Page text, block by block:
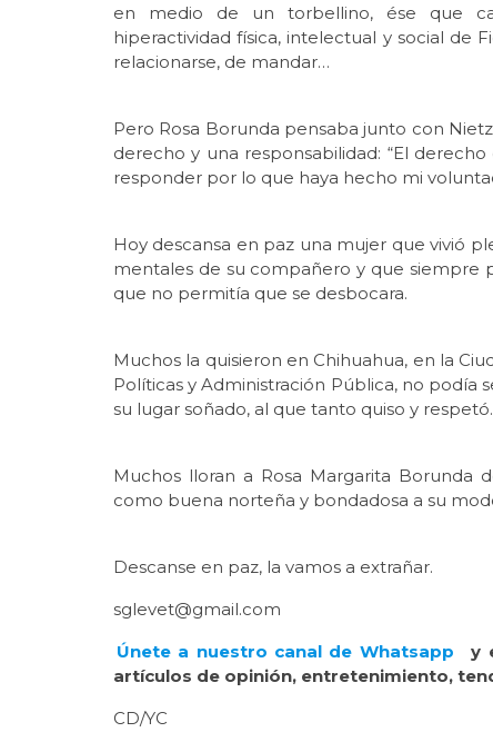
en medio de un torbellino, ése que
hiperactividad física, intelectual y social de
relacionarse, de mandar…
Pero Rosa Borunda pensaba junto con
derecho y una responsabilidad: “El
responder por lo que haya hecho mi
Hoy descansa en paz una mujer que vivió
mentales de su compañero y que siempre
que no permitía que se desbocara.
Muchos la quisieron en Chihuahua, en la
Políticas y Administración Pública, no podía
su lugar soñado, al que tanto quiso y respetó.
Muchos lloran a Rosa Margarita Borunda
como buena norteña y bondadosa a su
Descanse en paz, la vamos a extrañar.
sglevet@gmail.com
Únete a nuestro canal de Whatsapp
y
artículos de opinión, entretenimiento,
CD/YC